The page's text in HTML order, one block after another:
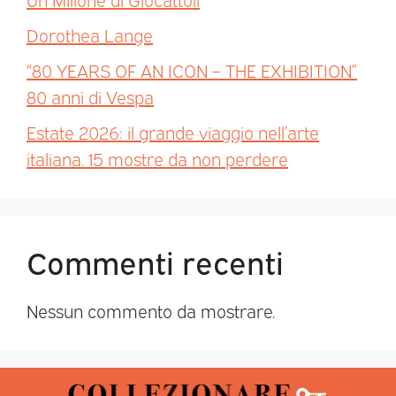
Dorothea Lange
“80 YEARS OF AN ICON – THE EXHIBITION”
80 anni di Vespa
Estate 2026: il grande viaggio nell’arte
italiana. 15 mostre da non perdere
Commenti recenti
Nessun commento da mostrare.